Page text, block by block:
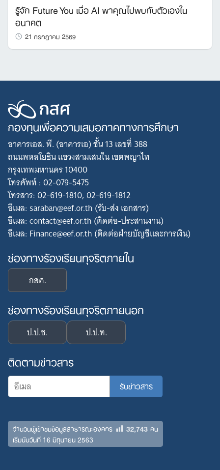
รู้จัก Future You เมื่อ AI พาคุณไปพบกับตัวเองใน
อนาคต
21 กรกฎาคม 2569
กองทุนเพื่อความเสมอภาคทางการศึกษา
อาคารเอส. พี. (อาคารเอ) ชั้น 13 เลขที่ 388
ถนนพหลโยธิน แขวงสามเสนใน เขตพญาไท
กรุงเทพมหานคร 10400
โทรศัพท์ : 02-079-5475
โทรสาร: 02-619-1810, 02-619-1812
อีเมล: saraban@eef.or.th (รับ-ส่ง เอกสาร)
อีเมล: contact@eef.or.th (ติดต่อ-ประสานงาน)
อีเมล: Finance@eef.or.th (ติดต่อฝ่ายบัญชีและการเงิน)
ช่องทางร้องเรียนทุจริตภายใน
กสศ.
ช่องทางร้องเรียนทุจริตภายนอก
ป.ป.ช. ป.ป.ท.
ติดตามข่าวสาร
จำนวนผู้เข้าชมข้อมูลสาธารณะองค์กร 32,743คน
เริ่มนับวันที่ 16 มิถุนายน 2563